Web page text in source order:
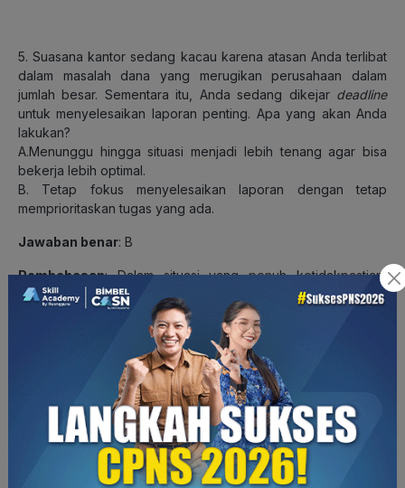
5. Suasana kantor sedang kacau karena atasan Anda terlibat
dalam masalah dana yang merugikan perusahaan dalam
jumlah besar. Sementara itu, Anda sedang dikejar deadline
untuk menyelesaikan laporan penting. Apa yang akan Anda
lakukan?
A.Menunggu hingga situasi menjadi lebih tenang agar bisa
bekerja lebih optimal.
B. Tetap fokus menyelesaikan laporan dengan tetap
memprioritaskan tugas yang ada.
Jawaban benar: B
Pembahasan: Dalam situasi yang penuh ketidakpastian,
sikap yang kompeten adalah tetap memprioritaskan tugas
yang sudah ditetapkan, terutama jika tugas tersebut memiliki
batas waktu yang ketat. Menunggu situasi kondusif bisa
menunda penyelesaian tugas Anda dan justru menambah
beban pekerjaan.
H – Harmonis